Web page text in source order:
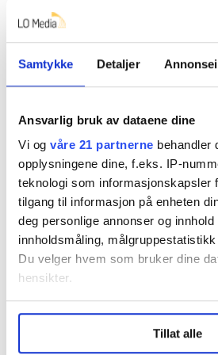
Samtykke Detaljer
Ansvarlig bruk av dataene dine
Vi og våre 21 partnerne behandler
opplysningene dine, f.eks. IP-
teknologi som informasjonskapsler
tilgang til informasjon på enheten
deg personlige annonser og
innholdsmåling,
Du velger hvem som bruker dine
hensikter.
Undermer infokan du lese om
data behandles og hvordan du kan
Tillat alle
Kompetansen til å utvikle for å
helsetjeneste finnes allerede –
enorme konsern og aksjeeiere
Gi fagfolk tillit og rammer som
både mer mangfold og mer
med gode lønns- og
Denne artikkelen erover ett år
Ønsker du å si din
Her finner du informasjon om
kronikker til